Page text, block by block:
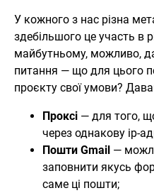
У кожного з нас різна
здебільшого це участь в
майбутньому, можливо,
питання — що для цього
проєкту свої умови?
Проксі — для того,
через однакову ip-
Пошти Gmail —
заповнити якусь
саме ці пошти;